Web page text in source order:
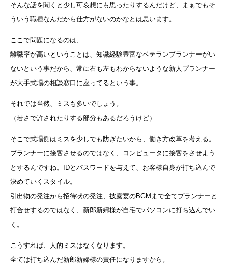
そんな話を聞くと少し可哀想にも思ったりするんだけど、まぁでもそ
ういう職種なんだから仕方がないのかなとは思います。
ここで問題になるのは、
離職率が高いということは、知識経験豊富なベテランプランナーがい
ないという事だから、常に右も左もわからないような新人プランナー
が大手式場の相談窓口に座ってるという事。
それでは当然、ミスも多いでしょう。
（若さで許されたりする部分もあるだろうけど）
そこで式場側はミスを少しでも防ぎたいから、働き方改革を考える。
プランナーに接客させるのではなく、コンピュータに接客をさせよう
とするんですね。IDとパスワードを与えて、お客様自身が打ち込んで
決めていくスタイル。
引出物の発注から招待状の発注、披露宴のBGMまで全てプランナーと
打合せするのではなく、新郎新婦様が自宅でパソコンに打ち込んでい
く。
こうすれば、人的ミスはなくなります。
全ては打ち込んだ新郎新婦様の責任になりますから。